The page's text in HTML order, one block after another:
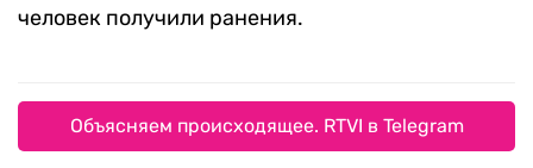
человек получили ранения.
Объясняем происходящее. RTVI в Telegram